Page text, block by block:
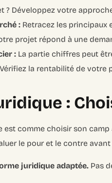
? Développez votre
: Retracez les principaux
projet répond à une
: La partie chiffres peut
la rentabilité de
:
comme choisir son
le pour et le contre avant
juridique adaptée. Pas